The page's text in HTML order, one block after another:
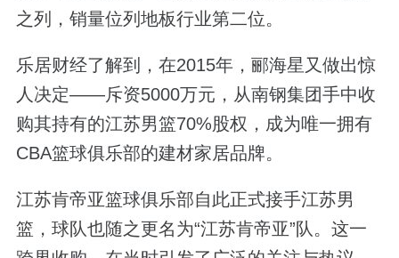
之列，销量位列地板行业第二位。
乐居财经了解到，在2015年，郦海星又做出惊
人决定——斥资5000万元，从南钢集团手中收
购其持有的江苏男篮70%股权，成为唯一拥有
CBA篮球俱乐部的建材家居品牌。
江苏肯帝亚篮球俱乐部自此正式接手江苏男
篮，球队也随之更名为“江苏肯帝亚”队。这一